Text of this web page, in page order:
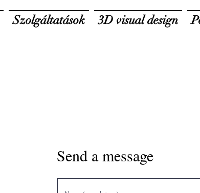
Szolgáltatások 3D visual design
Send a message